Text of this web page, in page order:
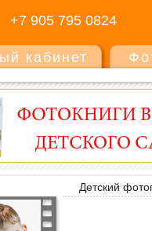
+7 905 795 0824
кабинет
Детский